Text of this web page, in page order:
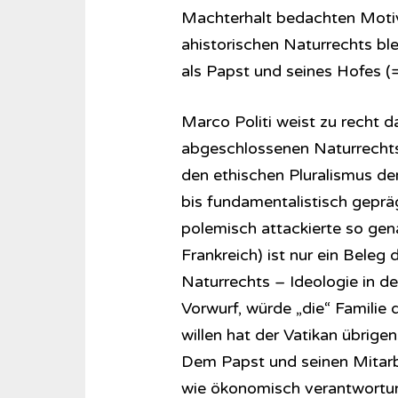
Machterhalt bedachten
ahistorischen Naturrechts
als Papst und seines Hofes
Marco Politi weist zu recht
abgeschlossenen
den ethischen Pluralismus
bis fundamentalistisch
polemisch attackierte so
Frankreich) ist nur ein Beleg
Naturrechts – Ideologie in
Vorwurf, würde „die“
willen hat der Vatikan
Dem Papst und seinen
wie ökonomisch